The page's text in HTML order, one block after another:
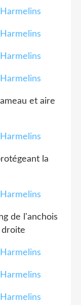
et aire
la
de l'anchois